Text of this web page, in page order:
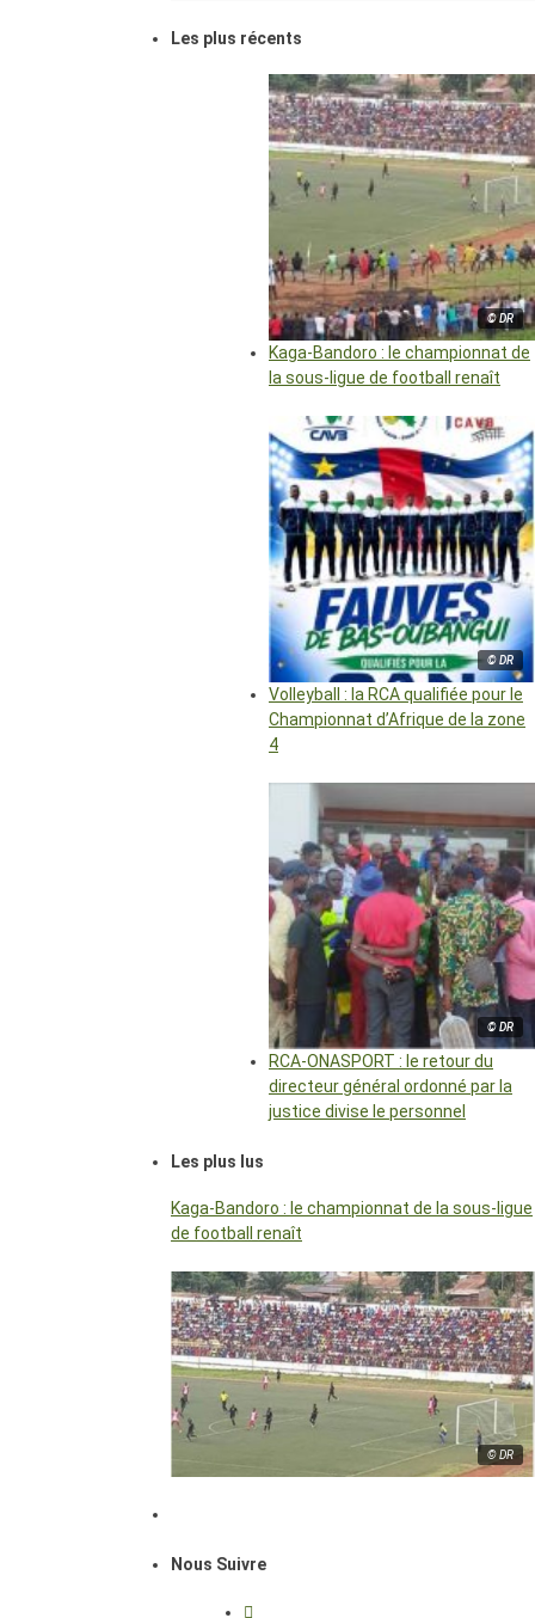
Les plus récents
© DR
Kaga-Bandoro : le championnat de
la sous-ligue de football renaît
© DR
Volleyball : la RCA qualifiée pour le
Championnat d’Afrique de la zone
4
© DR
RCA-ONASPORT : le retour du
directeur général ordonné par la
justice divise le personnel
Les plus lus
Kaga-Bandoro : le championnat de la sous-ligue
de football renaît
© DR
Nous Suivre